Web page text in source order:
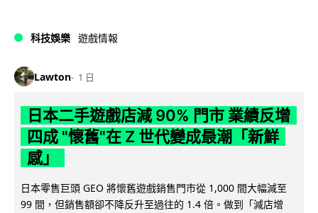
科技娛樂 遊戲情報
Lawton 1 日
日本二手遊戲店減 90% 門市 業績反增
四成 "懷舊"在 Z 世代變成最潮「新鮮
感」
日本零售巨頭 GEO 將懷舊遊戲銷售門市從 1,000 間大幅減至
99 間，但銷售額卻不降反升至過往的 1.4 倍。做到「減店增